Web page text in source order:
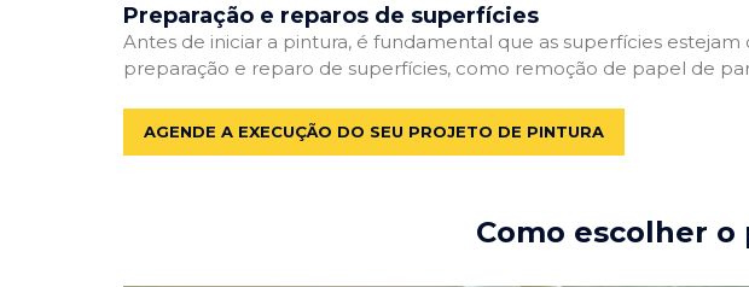
Preparação e reparos de superfícies
Antes de iniciar a pintura, é fundamental que as superfícies
preparação e reparo de superfícies, como remoção de papel de
AGENDE A EXECUÇÃO DO SEU PROJETO DE PINTURA
Como escolher